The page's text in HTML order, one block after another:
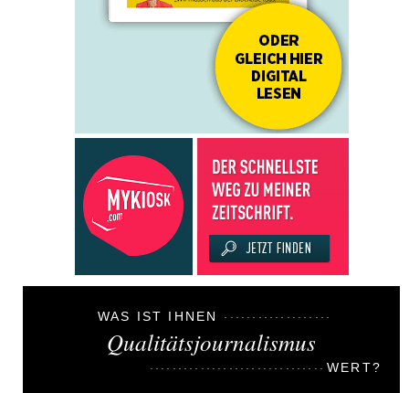
WAS IST IHNEN
Qualitätsjournalismus
WERT?